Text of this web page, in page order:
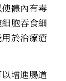
體內有毒
胞吞食細
於治療瘡
增進腸道